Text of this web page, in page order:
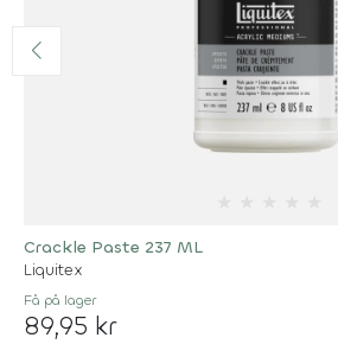
Crackle Paste 237 ML
Liquitex
Få på lager
89,95 kr